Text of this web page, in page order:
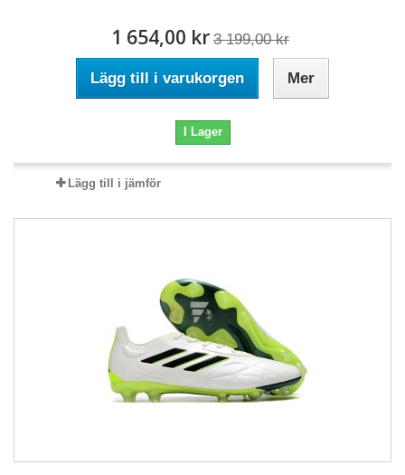
1 654,00 kr 3 199,00 kr
Lägg till i varukorgen Mer
I Lager
Lägg till i jämför